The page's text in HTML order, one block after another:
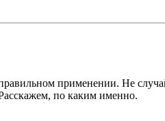
применении. Не
по каким именно.